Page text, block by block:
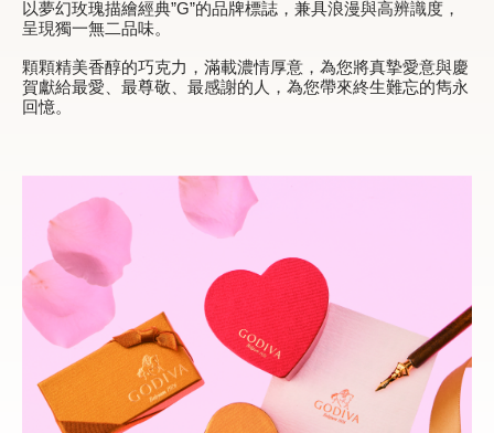
以夢幻玫瑰描繪經典”G”的品牌標誌，兼具浪漫與高辨識度，
呈現獨一無二品味。
顆顆精美香醇的巧克力，滿載濃情厚意，為您將真摯愛意與慶
賀獻給最愛、最尊敬、最感謝的人，為您帶來終生難忘的雋永
回憶。